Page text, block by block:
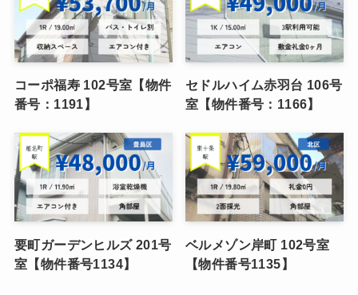
コーポ福寿 102号室【物件
番号：1191】
セドルハイム赤羽台 106号
室【物件番号：1166】
要町ガーデンヒルズ 201号
室【物件番号1134】
ベルメゾン岸町 102号室
【物件番号1135】